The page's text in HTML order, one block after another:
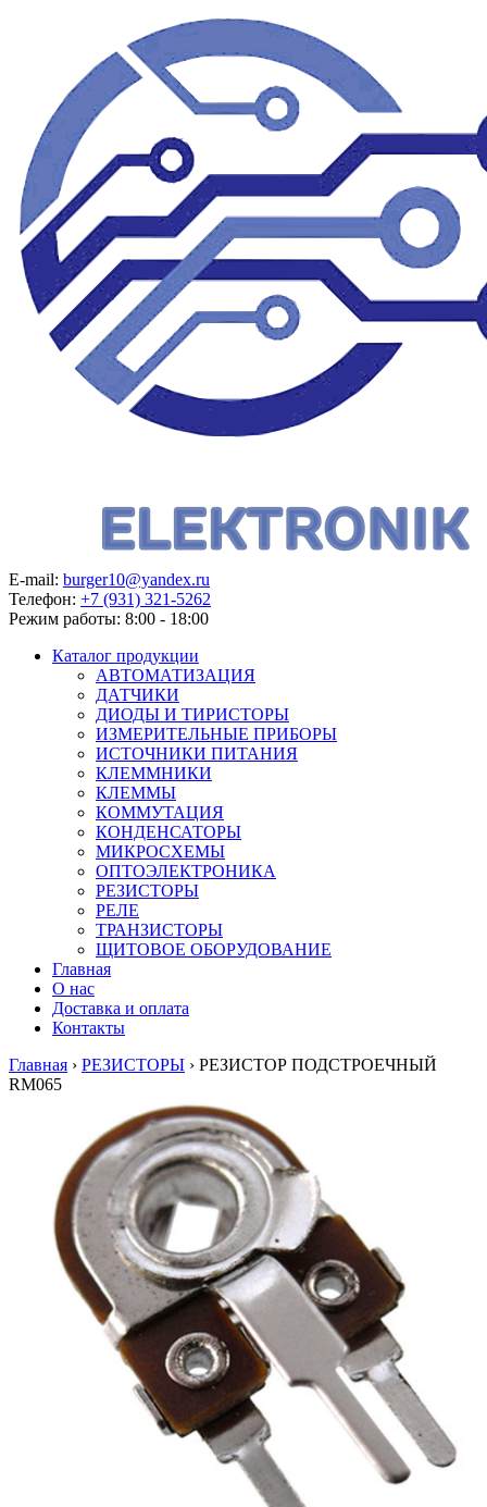
E-mail: burger10@yandex.ru
Телефон: +7 (931) 321-5262
Режим работы: 8:00 - 18:00
Каталог продукции
АВТОМАТИЗАЦИЯ
ДАТЧИКИ
ДИОДЫ И ТИРИСТОРЫ
ИЗМЕРИТЕЛЬНЫЕ ПРИБОРЫ
ИСТОЧНИКИ ПИТАНИЯ
КЛЕММНИКИ
КЛЕММЫ
КОММУТАЦИЯ
КОНДЕНСАТОРЫ
МИКРОСХЕМЫ
ОПТОЭЛЕКТРОНИКА
РЕЗИСТОРЫ
РЕЛЕ
ТРАНЗИСТОРЫ
ЩИТОВОЕ ОБОРУДОВАНИЕ
Главная
О нас
Доставка и оплата
Контакты
Главная › РЕЗИСТОРЫ › РЕЗИСТОР ПОДСТРОЕЧНЫЙ
RM065